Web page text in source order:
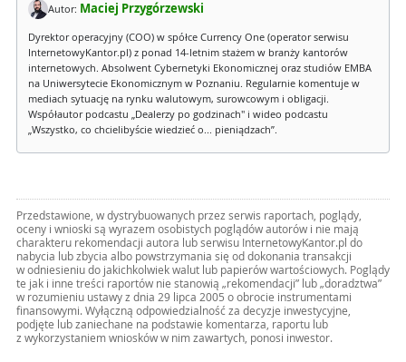
Autor: Maciej Przygórzewski
Dyrektor operacyjny (COO) w spółce Currency One (operator serwisu
InternetowyKantor.pl) z ponad 14-letnim stażem w branży kantorów
internetowych. Absolwent Cybernetyki Ekonomicznej oraz studiów EMBA
na Uniwersytecie Ekonomicznym w Poznaniu. Regularnie komentuje w
mediach sytuację na rynku walutowym, surowcowym i obligacji.
Współautor podcastu „Dealerzy po godzinach" i wideo podcastu
„Wszystko, co chcielibyście wiedzieć o... pieniądzach”.
Przedstawione, w dystrybuowanych przez serwis raportach, poglądy,
oceny i wnioski są wyrazem osobistych poglądów autorów i nie mają
charakteru rekomendacji autora lub serwisu InternetowyKantor.pl do
nabycia lub zbycia albo powstrzymania się od dokonania transakcji
w odniesieniu do jakichkolwiek walut lub papierów wartościowych. Poglądy
te jak i inne treści raportów nie stanowią „rekomendacji” lub „doradztwa”
w rozumieniu ustawy z dnia 29 lipca 2005 o obrocie instrumentami
finansowymi. Wyłączną odpowiedzialność za decyzje inwestycyjne,
podjęte lub zaniechane na podstawie komentarza, raportu lub
z wykorzystaniem wniosków w nim zawartych, ponosi inwestor.